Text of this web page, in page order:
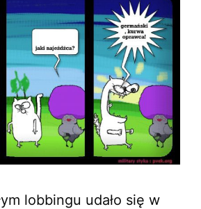
lobbingu udało się w